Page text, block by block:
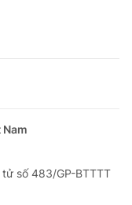
số 483/GP-BTTTT